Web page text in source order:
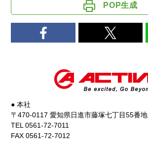
POP生成
● 本社
〒470-0117 愛知県日進市藤塚七丁目55番地
TEL 0561-72-7011
FAX 0561-72-7012